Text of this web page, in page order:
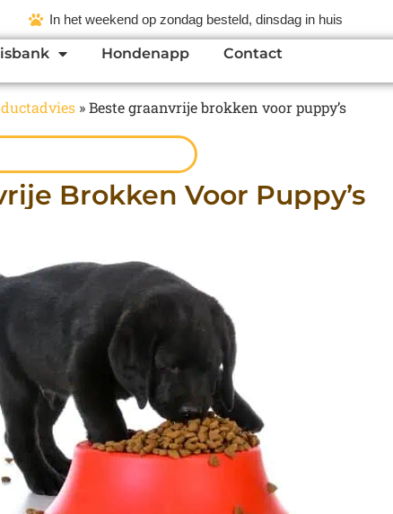
In het weekend op zondag besteld, dinsdag in huis
Hondenapp Contact
»Beste graanvrije brokken voor puppy’s
Brokken Voor Puppy’s